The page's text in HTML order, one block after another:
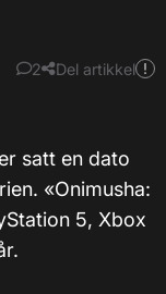
2 Del artikkel
satt en dato
«Onimusha:
5, Xbox